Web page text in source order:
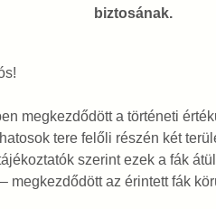
biztosának.
megkezdődött a történeti
tere felőli részén két
szerint ezek a fák
megkezdődött az érintett fák